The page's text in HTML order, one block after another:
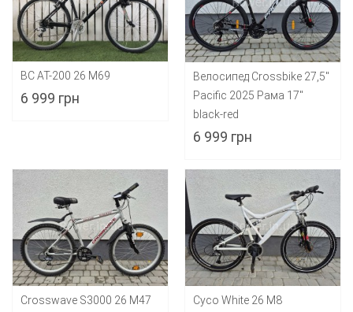
BC AT-200 26 M69
6 999 грн
Велосипед Crossbike 27,5"
Pacific 2025 Рама 17"
black-red
6 999 грн
Crosswave S3000 26 M47 Cyco White 26 M8